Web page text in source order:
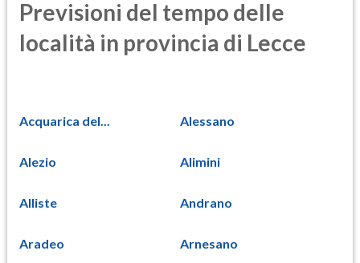
Previsioni del tempo delle
località in provincia di Lecce
Acquarica del... Alessano
Alezio Alimini
Alliste Andrano
Aradeo Arnesano